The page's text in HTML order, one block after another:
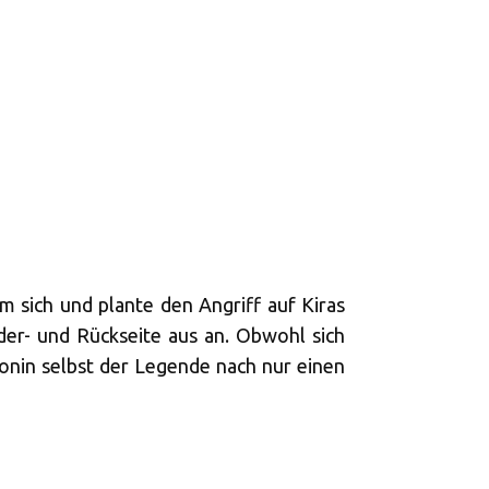
sich und plante den Angriff auf Kiras
und Rückseite aus an. Obwohl sich
selbst der Legende nach nur einen